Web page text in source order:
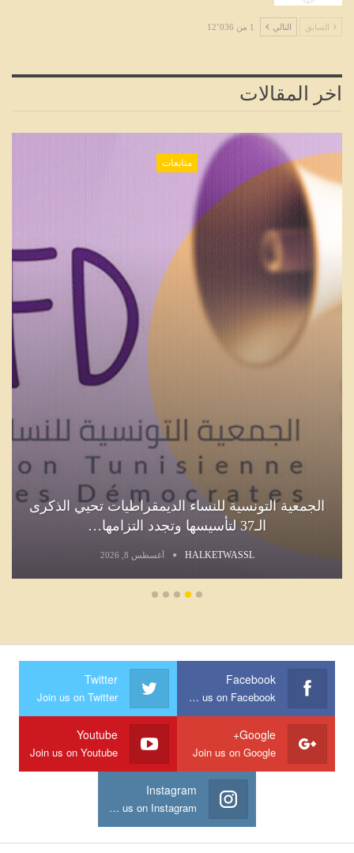
السابق التالي 1 من 12٬036
اخر المقالات
متابعات
الجمعية التونسية للنساء الديمقراطيات تحيي الذكرى
الـ37 لتأسيسها وتجدد التزامها…
HALKETWASSL أغسطس 8, 2026
Facebook
Join us on Facebook
Twitter
Join us on Twitter
Google+
Join us on Google
Youtube
Join us on Youtube
Instagram
Join us on Instagram